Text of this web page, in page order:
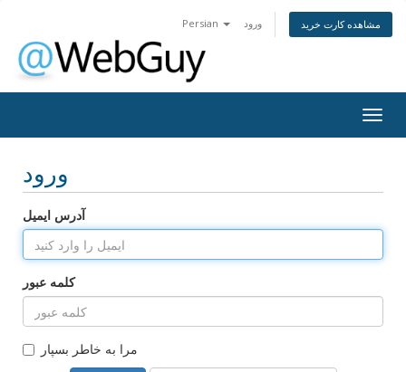
Persian ورود مشاهده کارت خرید
ورود
آدرس ایمیل
کلمه عبور
مرا به خاطر بسپار